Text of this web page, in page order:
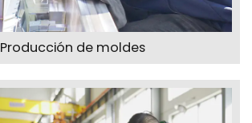
Producción de moldes